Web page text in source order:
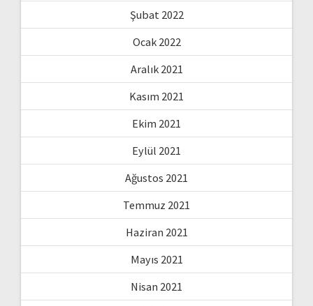
Şubat 2022
Ocak 2022
Aralık 2021
Kasım 2021
Ekim 2021
Eylül 2021
Ağustos 2021
Temmuz 2021
Haziran 2021
Mayıs 2021
Nisan 2021